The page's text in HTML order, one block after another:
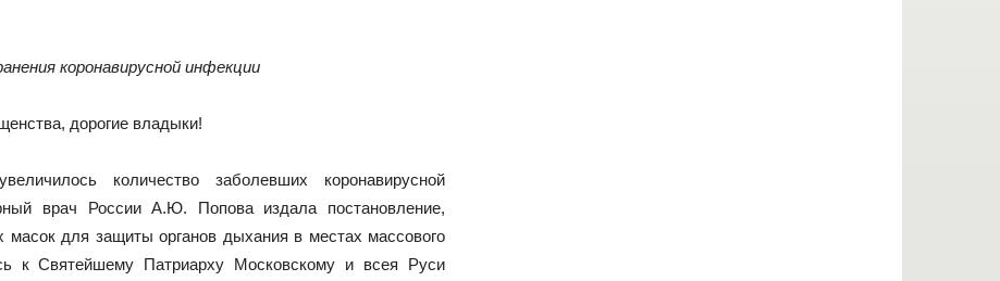
коронавирусной инфекции
дорогие владыки!
количество заболевших коронавирусной
врач России А.Ю. Попова издала постановление,
масок для защиты органов дыхания в местах массового
к Святейшему Патриарху Московскому и всея Руси